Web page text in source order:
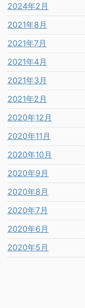
2024年2月
2021年8月
2021年7月
2021年4月
2021年3月
2021年2月
2020年12月
2020年11月
2020年10月
2020年9月
2020年8月
2020年7月
2020年6月
2020年5月